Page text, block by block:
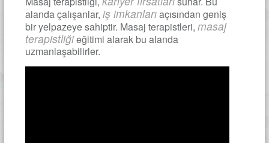
alanda çalışanlar, iş imkanlarıaçısından geniş
bir yelpazeye sahiptir. Masaj terapistleri, masaj
terapistliğieğitimi alarak bu alanda
uzmanlaşabilirler.